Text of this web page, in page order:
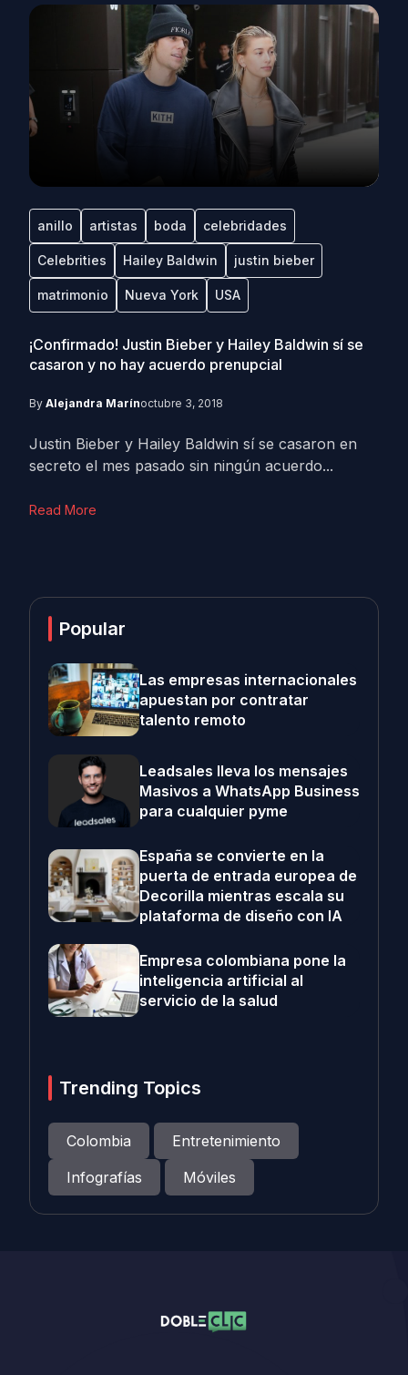
anillo artistas boda celebridades
Celebrities Hailey Baldwin justin bieber
matrimonio Nueva York USA
¡Confirmado! Justin Bieber y Hailey Baldwin sí se
casaron y no hay acuerdo prenupcial
By Alejandra Marínoctubre 3, 2018
Justin Bieber y Hailey Baldwin sí se casaron en
secreto el mes pasado sin ningún acuerdo...
Read More
Popular
Las empresas internacionales
apuestan por contratar
talento remoto
Leadsales lleva los mensajes
Masivos a WhatsApp Business
para cualquier pyme
España se convierte en la
puerta de entrada europea de
Decorilla mientras escala su
plataforma de diseño con IA
Empresa colombiana pone la
inteligencia artificial al
servicio de la salud
Trending Topics
Colombia
Entretenimiento
Infografías
Móviles